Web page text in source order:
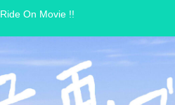
Ride On Movie !!